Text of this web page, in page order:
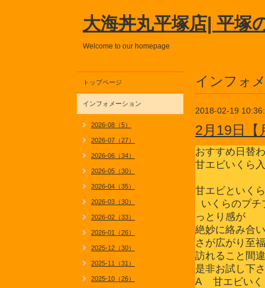
大海丼丸平塚店| 平塚
Welcome to our homepage
インフォ
2018-02-19
2月19日【
おすすめ日替
甘エビいくら
甘エビといく
いくらのプチ
っとり感が
絶妙に絡み合
さが広がり至
訪れること間
是非お試し下
A 甘エビい
トップページ
インフォメーション
2026-08（5）
2026-07（27）
2026-06（34）
2026-05（30）
2026-04（35）
2026-03（30）
2026-02（33）
2026-01（26）
2025-12（30）
2025-11（31）
2025-10（26）